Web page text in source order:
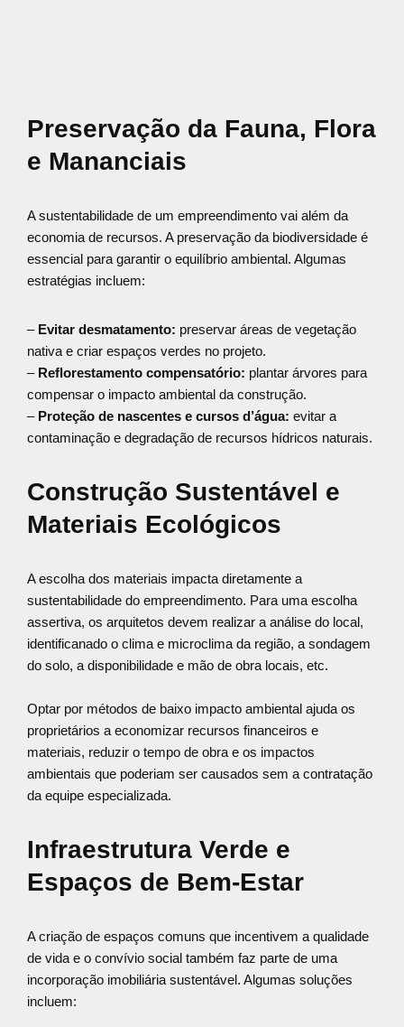
Preservação da Fauna, Flora
e Mananciais
A sustentabilidade de um empreendimento vai além da
economia de recursos. A preservação da biodiversidade é
essencial para garantir o equilíbrio ambiental. Algumas
estratégias incluem:
– Evitar desmatamento: preservar áreas de vegetação
nativa e criar espaços verdes no projeto.
– Reflorestamento compensatório: plantar árvores para
compensar o impacto ambiental da construção.
– Proteção de nascentes e cursos d’água: evitar a
contaminação e degradação de recursos hídricos naturais.
Construção Sustentável e
Materiais Ecológicos
A escolha dos materiais impacta diretamente a
sustentabilidade do empreendimento. Para uma escolha
assertiva, os arquitetos devem realizar a análise do local,
identificanado o clima e microclima da região, a sondagem
do solo, a disponibilidade e mão de obra locais, etc.
Optar por métodos de baixo impacto ambiental ajuda os
proprietários a economizar recursos financeiros e
materiais, reduzir o tempo de obra e os impactos
ambientais que poderiam ser causados sem a contratação
da equipe especializada.
Infraestrutura Verde e
Espaços de Bem-Estar
A criação de espaços comuns que incentivem a qualidade
de vida e o convívio social também faz parte de uma
incorporação imobiliária sustentável. Algumas soluções
incluem: